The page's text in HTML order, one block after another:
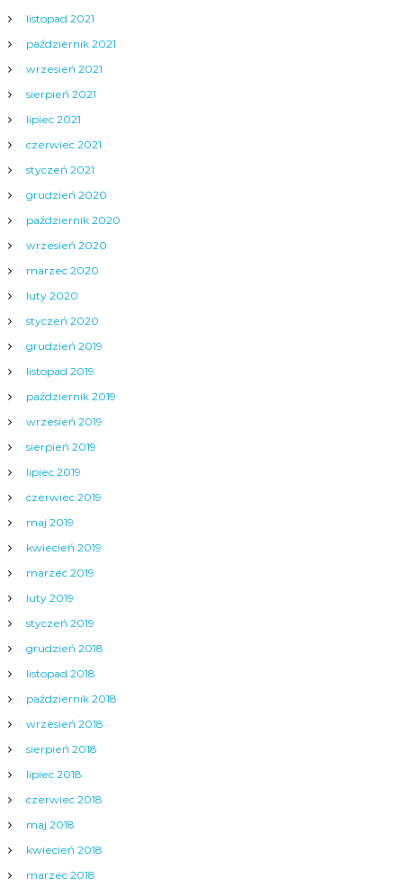
listopad 2021
październik 2021
wrzesień 2021
sierpień 2021
lipiec 2021
czerwiec 2021
styczeń 2021
grudzień 2020
październik 2020
wrzesień 2020
marzec 2020
luty 2020
styczeń 2020
grudzień 2019
listopad 2019
październik 2019
wrzesień 2019
sierpień 2019
lipiec 2019
czerwiec 2019
maj 2019
kwiecień 2019
marzec 2019
luty 2019
styczeń 2019
grudzień 2018
listopad 2018
październik 2018
wrzesień 2018
sierpień 2018
lipiec 2018
czerwiec 2018
maj 2018
kwiecień 2018
marzec 2018